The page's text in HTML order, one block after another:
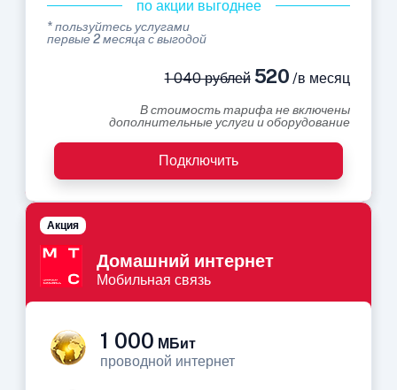
по акции выгоднее
* пользуйтесь услугами
первые 2 месяца с выгодой
1 040 рублей520 /в месяц
В стоимость тарифа не включены
дополнительные услуги и оборудование
Подключить
Домашний интернет
Мобильная связь
Акция
1 000 МБит
проводной интернет